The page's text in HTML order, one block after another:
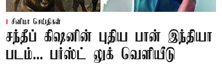
சினிமா செய்திகள்
சந்தீப் கிஷனின் புதிய பான் இந்தியா
படம்... பர்ஸ்ட் லுக் வெளியீடு